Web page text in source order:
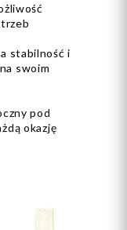
stabilność i
swoim
pod
okazję